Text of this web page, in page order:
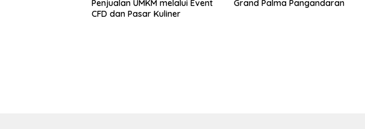
Penjualan UMKM melalui Event
CFD dan Pasar Kuliner
Grand Palma Pangandaran